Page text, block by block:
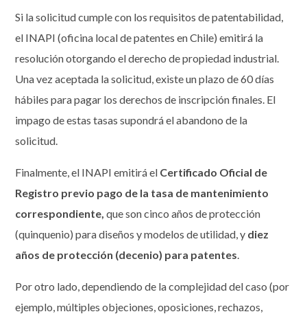
Si la solicitud cumple con los requisitos de patentabilidad,
el INAPI (oficina local de patentes en Chile) emitirá la
resolución otorgando el derecho de propiedad industrial.
Una vez aceptada la solicitud, existe un plazo de 60 días
hábiles para pagar los derechos de inscripción finales. El
impago de estas tasas supondrá el abandono de la
solicitud.
Finalmente, el INAPI emitirá el Certificado Oficial de
Registro previo pago de la tasa de mantenimiento
correspondiente, que son cinco años de protección
(quinquenio) para diseños y modelos de utilidad, y diez
años de protección (decenio) para patentes.
Por otro lado, dependiendo de la complejidad del caso (por
ejemplo, múltiples objeciones, oposiciones, rechazos,